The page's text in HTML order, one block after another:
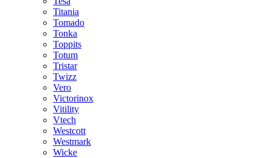
Titania
Tomado
Tonka
Toppits
Totum
Tristar
Twizz
Vero
Victorinox
Vitility
Vtech
Westcott
Westmark
Wicke